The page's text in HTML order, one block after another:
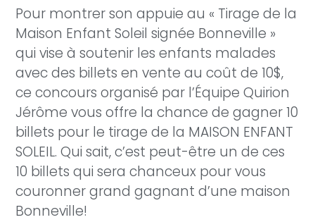
Pour montrer son appuie au « Tirage de la
Maison Enfant Soleil signée Bonneville »
qui vise à soutenir les enfants malades
avec des billets en vente au coût de 10$,
ce concours organisé par l’Équipe Quirion
Jérôme vous offre la chance de gagner 10
billets pour le tirage de la MAISON ENFANT
SOLEIL. Qui sait, c’est peut-être un de ces
10 billets qui sera chanceux pour vous
couronner grand gagnant d’une maison
Bonneville!